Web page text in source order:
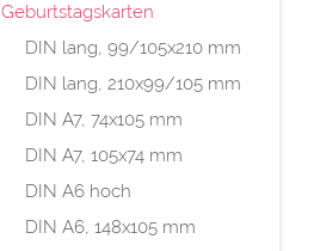
Geburtstagskarten
DIN lang, 99/105x210 mm
DIN lang, 210x99/105 mm
DIN A7, 74x105 mm
DIN A7, 105x74 mm
DIN A6 hoch
DIN A6, 148x105 mm